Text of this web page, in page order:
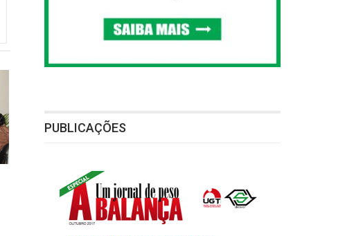
PUBLICAÇÕES